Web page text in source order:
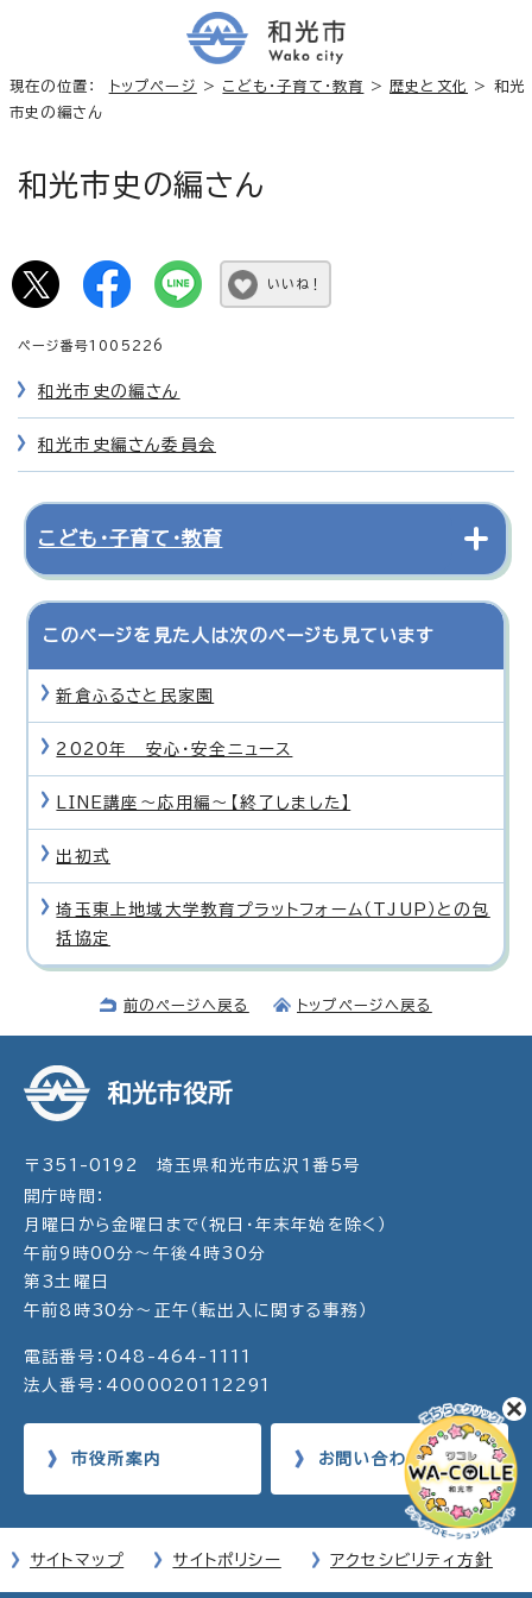
現在の位置： トップページ > こども・子育て・教育 > 歴史と文化
> 和光
市史の編さん
和光市史の編さん
いいね！
ページ番号1005226
和光市史の編さん
和光市史編さん委員会
こども・子育て・教育
このページを見た人は次のページも見ています
新倉ふるさと民家園
2020年 安心・安全ニュース
LINE講座〜応用編〜【終了しました】
出初式
埼玉東上地域大学教育プラットフォーム（TJUP）との包
括協定
前のページへ戻る トップページへ戻る
和光市役所
〒351-0192 埼玉県和光市広沢1番5号
開庁時間：
月曜日から金曜日まで（祝日・年末年始を除く）
午前9時00分～午後4時30分
第3土曜日
午前8時30分～正午（転出入に関する事務）
電話番号：048-464-1111
法人番号：4000020112291
市役所案内 お問い合わせ
サイトマップ サイトポリシー アクセシビリティ方針